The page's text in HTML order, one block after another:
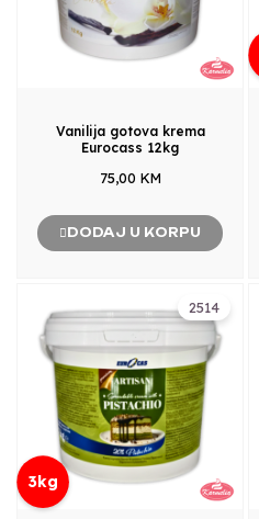
Vanilija gotova krema
Eurocass 12kg
75,00 KM
DODAJ U KORPU
2514
3kg